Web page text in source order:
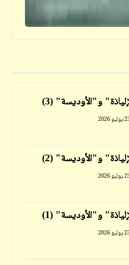
و"الأوديسة" (3)
2026
و"الأوديسة" (2)
2026
و"الأوديسة" (1)
2026